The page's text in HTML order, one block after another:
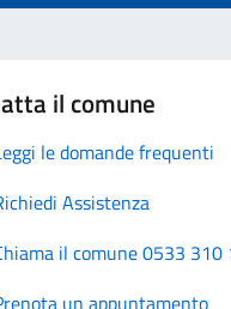
il comune
le domande frequenti
Assistenza
il comune 0533 310
un appuntamento